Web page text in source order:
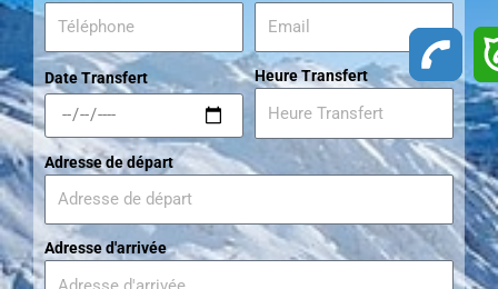
Date Transfert Heure Transfert
Adresse de départ
Adresse d'arrivée